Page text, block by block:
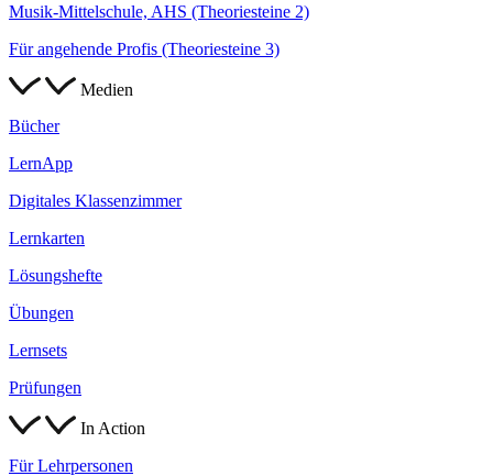
Musik-Mittelschule, AHS (Theoriesteine 2)
Für angehende Profis (Theoriesteine 3)
Medien
Bücher
LernApp
Digitales Klassenzimmer
Lernkarten
Lösungshefte
Übungen
Lernsets
Prüfungen
In Action
Für Lehrpersonen